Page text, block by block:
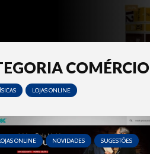
COMÉRCIO
LOJAS ONLINE
ONLINE NOVIDADES SUGESTÕES